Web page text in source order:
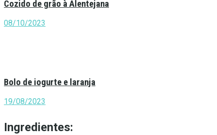
Cozido de grão à Alentejana
08/10/2023
Bolo de iogurte e laranja
19/08/2023
Ingredientes: